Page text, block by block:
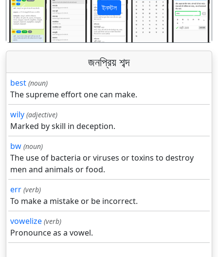
ইনস্টল
पिछला अगला
জনপ্রিয় শব্দ
best (noun)
The supreme effort one can make.
wily (adjective)
Marked by skill in deception.
bw (noun)
The use of bacteria or viruses or toxins to destroy
men and animals or food.
err (verb)
To make a mistake or be incorrect.
vowelize (verb)
Pronounce as a vowel.